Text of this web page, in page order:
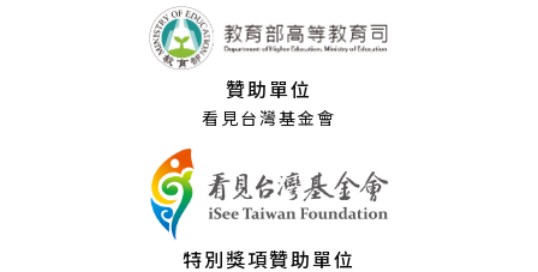
贊助單位
看見台灣基金會
特別獎項贊助單位